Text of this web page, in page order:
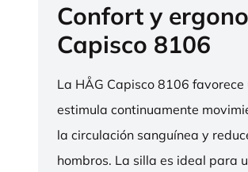
Confort y
Capisco 8106
La HÅG Capisco 8106
estimula continuamente
la circulación sanguínea y
hombros. La silla es ideal para